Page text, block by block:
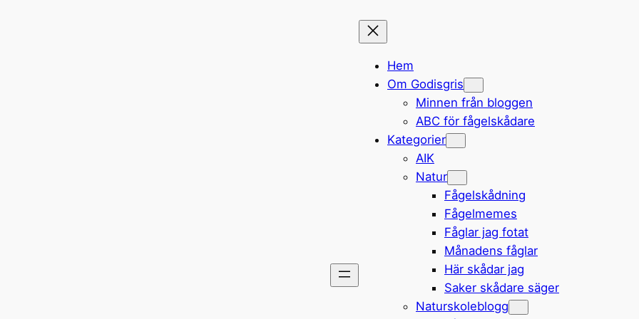
Hem
Om Godisgris
Minnen från bloggen
ABC för fågelskådare
Kategorier
AIK
Natur
Fågelskådning
Fågelmemes
Fåglar jag fotat
Månadens fåglar
Här skådar jag
Saker skådare säger
Naturskoleblogg